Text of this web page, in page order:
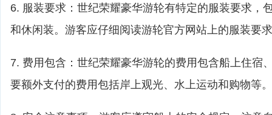
6. 服装要求：世纪荣耀豪华游轮有特定的服装要求，
和休闲装。游客应仔细阅读游轮官方网站上的服装要
7. 费用包含：世纪荣耀豪华游轮的费用包含船上住宿
要额外支付的费用包括岸上观光、水上运动和购物等。